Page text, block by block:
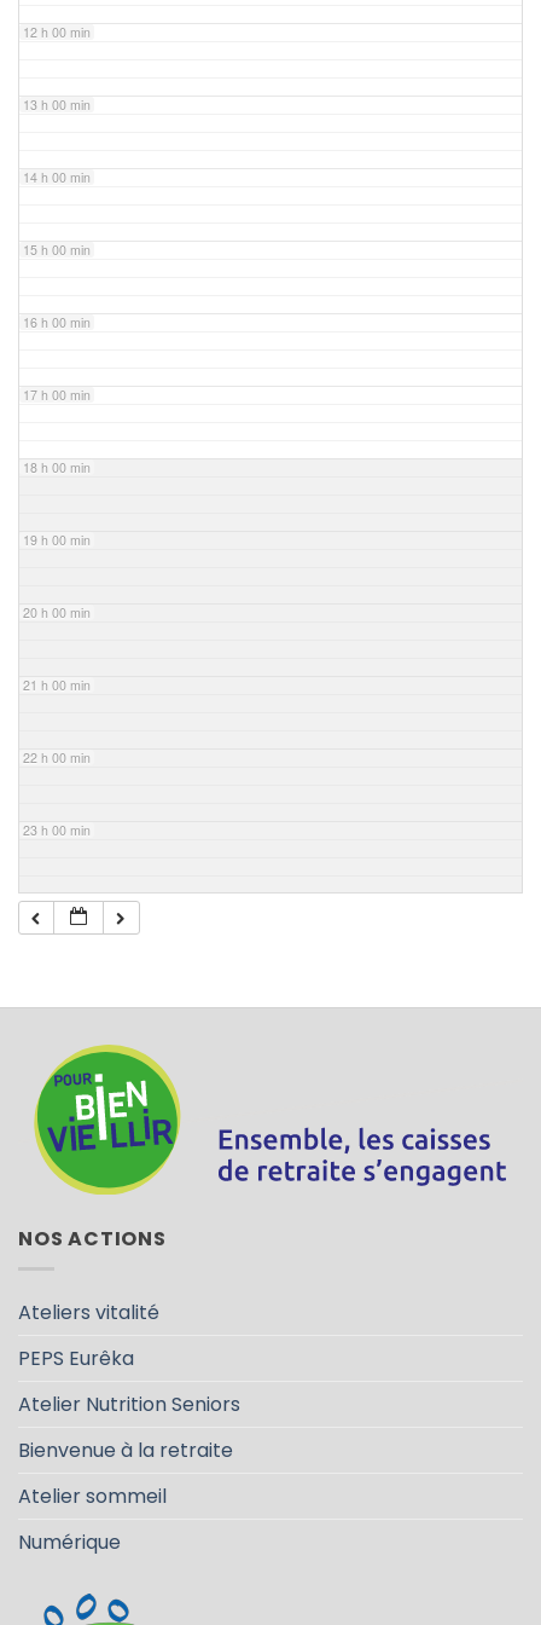
12 h 00 min
13 h 00 min
14 h 00 min
15 h 00 min
16 h 00 min
17 h 00 min
18 h 00 min
19 h 00 min
20 h 00 min
21 h 00 min
22 h 00 min
23 h 00 min
NOS ACTIONS
Ateliers vitalité
PEPS Eurêka
Atelier Nutrition Seniors
Bienvenue à la retraite
Atelier sommeil
Numérique